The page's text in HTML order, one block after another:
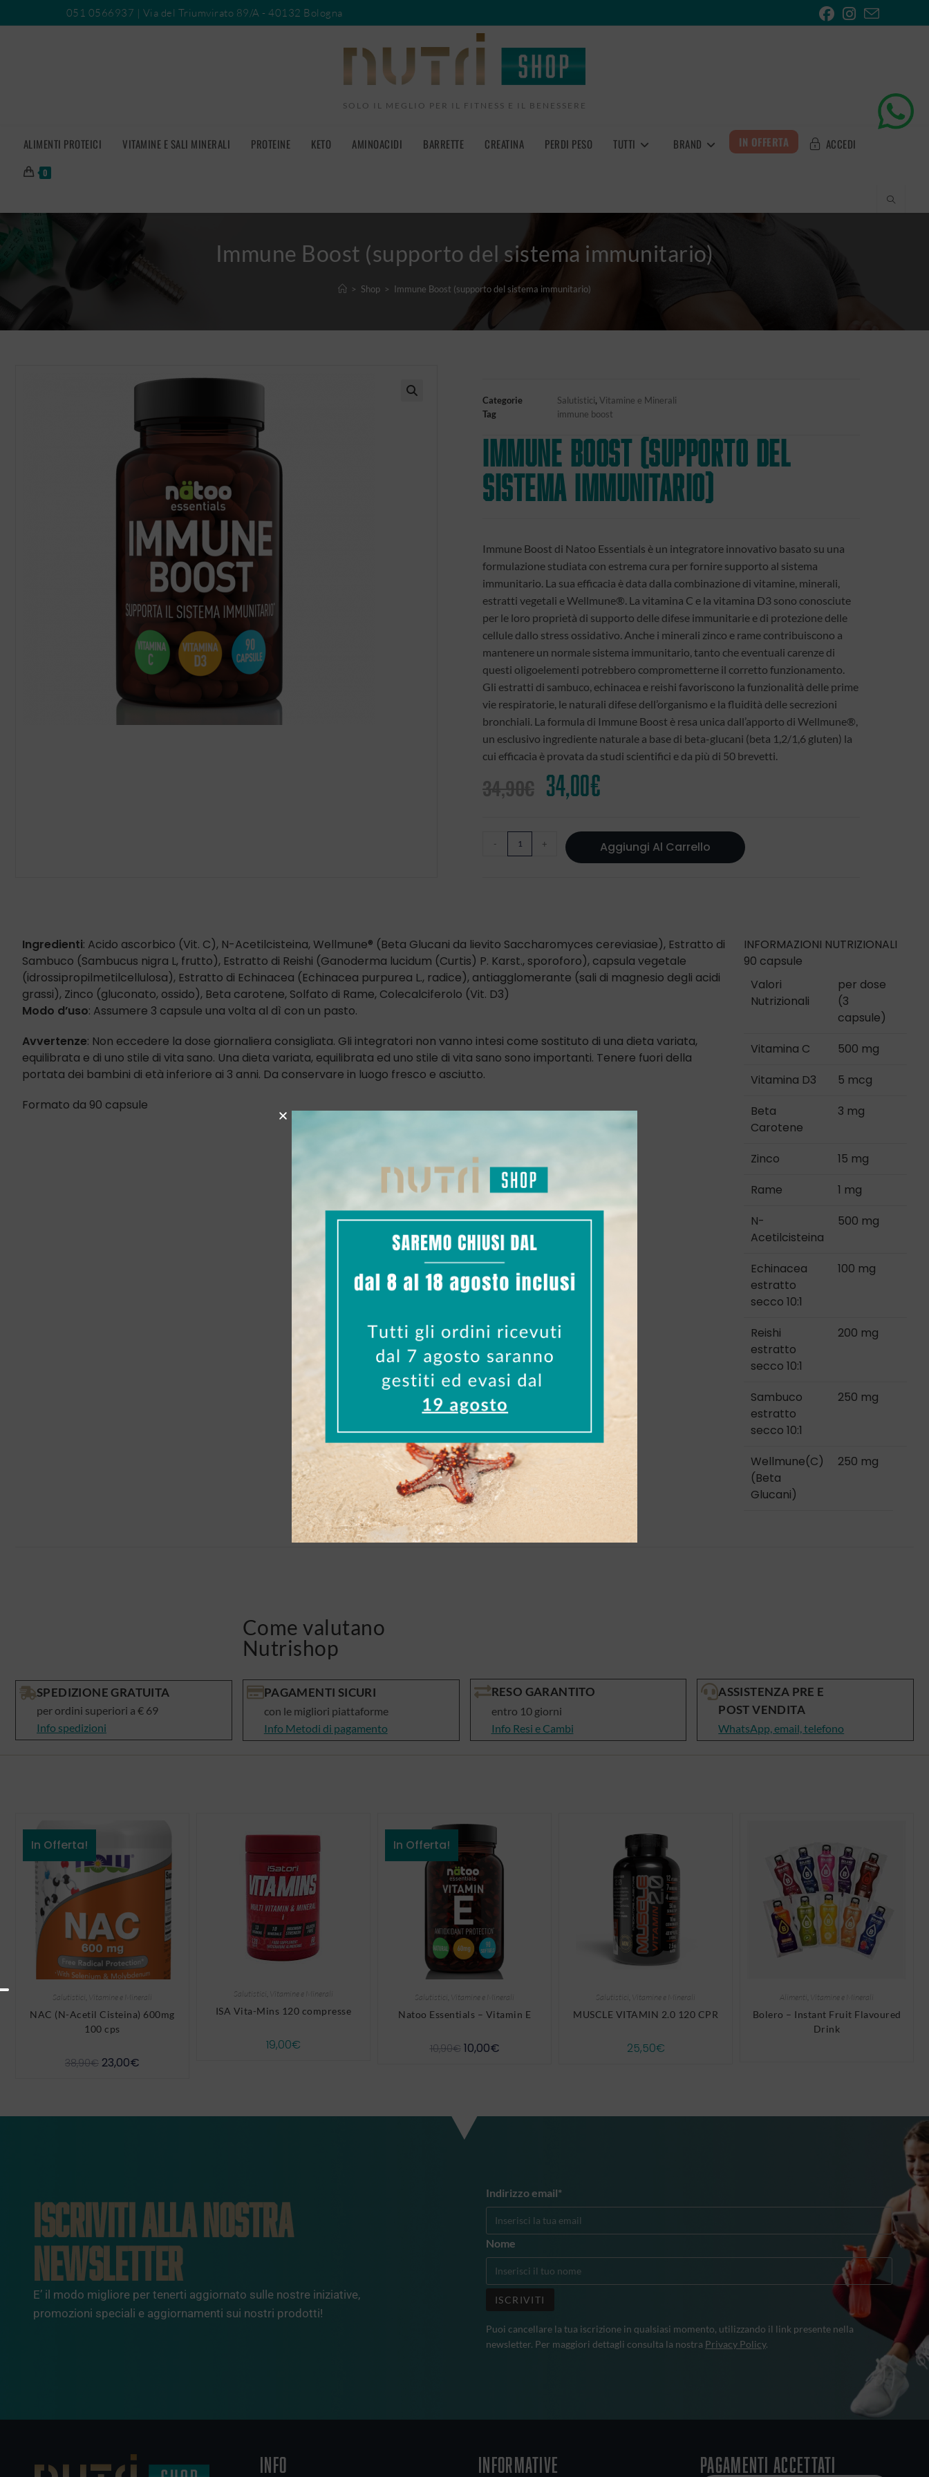
051 0566937 | Via del Triumvirato 89/A - 40132 Bologna
SOLO IL MEGLIO PER IL FITNESS E IL BENESSERE
ALIMENTI PROTEICI VITAMINE E SALI MINERALI PROTEINE KETO AMINOACIDI BARRETTE CREATINA PERDI PESO TUTTI BRAND IN OFFERTA ACCEDI
0
Immune Boost (supporto del sistema immunitario)
> Shop > Immune Boost (supporto del sistema immunitario)
Categorie Salutistici, Vitamine e Minerali
Tag
immune boost
Immune Boost (supporto del
sistema immunitario)
Immune Boost di Natoo Essentials è un integratore innovativo basato su una
formulazione studiata con estrema cura per fornire supporto al sistema
immunitario. La sua efficacia è data dalla combinazione di vitamine, minerali,
estratti vegetali e Wellmune®. La vitamina C e la vitamina D3 sono conosciute
per le loro proprietà di supporto delle difese immunitarie e di protezione delle
cellule dallo stress ossidativo. Anche i minerali zinco e rame contribuiscono a
mantenere un normale sistema immunitario, tanto che eventuali carenze di
questi oligoelementi potrebbero comprometterne il corretto funzionamento.
Gli estratti di sambuco, echinacea e reishi favoriscono la funzionalità delle prime
vie respiratorie, le naturali difese dell’organismo e la fluidità delle secrezioni
bronchiali. La formula di Immune Boost è resa unica dall’apporto di Wellmune®,
un esclusivo ingrediente naturale a base di beta-glucani (beta 1,2/1,6 gluten) la
cui efficacia è provata da studi scientifici e da più di 50 brevetti.
34,90€ 34,00€
- + Aggiungi Al Carrello
Ingredienti: Acido ascorbico (Vit. C), N-Acetilcisteina, Wellmune® (Beta Glucani da lievito Saccharomyces cereviasiae), Estratto di
Sambuco (Sambucus nigra L, frutto), Estratto di Reishi (Ganoderma lucidum (Curtis) P. Karst., sporoforo), capsula vegetale
(idrossipropilmetilcellulosa), Estratto di Echinacea (Echinacea purpurea L., radice), antiagglomerante (sali di magnesio degli acidi
grassi), Zinco (gluconato, ossido), Beta carotene, Solfato di Rame, Colecalciferolo (Vit. D3)
Modo d’uso: Assumere 3 capsule una volta al dì con un pasto.
Avvertenze: Non eccedere la dose giornaliera consigliata. Gli integratori non vanno intesi come sostituto di una dieta variata,
equilibrata e di uno stile di vita sano. Una dieta variata, equilibrata ed uno stile di vita sano sono importanti. Tenere fuori della
portata dei bambini di età inferiore ai 3 anni. Da conservare in luogo fresco e asciutto.
Formato da 90 capsule
INFORMAZIONI NUTRIZIONALI
90 capsule
Valori
Nutrizionali
per dose
(3
capsule)
Vitamina C
500 mg
Vitamina D3
5 mcg
Beta
Carotene
3 mg
Zinco
15 mg
Rame
1 mg
N-
Acetilcisteina
500 mg
Echinacea
estratto
secco 10:1
100 mg
Reishi
estratto
secco 10:1
200 mg
Sambuco
estratto
secco 10:1
250 mg
Wellmune(C)
(Beta
Glucani)
250 mg
Come valutano
Nutrishop
SPEDIZIONE GRATUITA
per ordini superiori a € 69
Info spedizioni
PAGAMENTI SICURI
con le migliori piattaforme
Info Metodi di pagamento
RESO GARANTITO
entro 10 giorni
Info Resi e Cambi
ASSISTENZA PRE E
POST VENDITA
WhatsApp, email, telefono
In Offerta!
Salutistici , Vitamine e Minerali
NAC (N-Acetil Cisteina) 600mg
100 cps
38,90€ 23,00€
Salutistici , Vitamine e Minerali
ISA Vita-Mins 120 compresse
19,00€
In Offerta!
Salutistici , Vitamine e Minerali
Natoo Essentials – Vitamin E
10,90€ 10,00€
Salutistici , Vitamine e Minerali
MUSCLE VITAMIN 2.0 120 CPR
25,50€
Alimenti , Vitamine e Minerali
Bolero – Instant Fruit Flavoured
Drink
ISCRIVITI ALLA NOSTRA
NEWSLETTER
E’ il modo migliore per tenerti aggiornato sulle nostre iniziative,
promozioni speciali e aggiornamenti sui nostri prodotti!
Indirizzo email*
Nome
Puoi cancellare la tua iscrizione in qualsiasi momento, utilizzando il link presente nella
newsletter. Per maggiori dettagli consulta la nostra Privacy Policy.
INFO INFORMATIVE Pagamenti accettati